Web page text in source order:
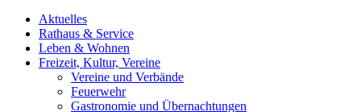
Aktuelles
Rathaus & Service
Leben & Wohnen
Freizeit, Kultur, Vereine
Vereine und Verbände
Feuerwehr
Gastronomie und Übernachtungen